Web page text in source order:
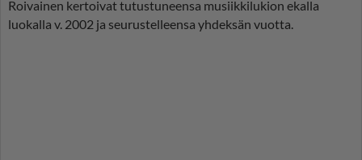
Roivainen kertoivat tutustuneensa musiikkilukion ekalla
luokalla v. 2002 ja seurustelleensa yhdeksän vuotta.